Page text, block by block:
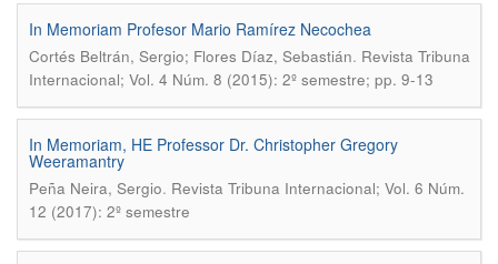
In Memoriam Profesor Mario Ramírez Necochea
Cortés Beltrán, Sergio; Flores Díaz, Sebastián. Revista Tribuna
Internacional; Vol. 4 Núm. 8 (2015): 2º semestre; pp. 9-13
In Memoriam, HE Professor Dr. Christopher Gregory
Weeramantry
Peña Neira, Sergio. Revista Tribuna Internacional; Vol. 6 Núm.
12 (2017): 2º semestre